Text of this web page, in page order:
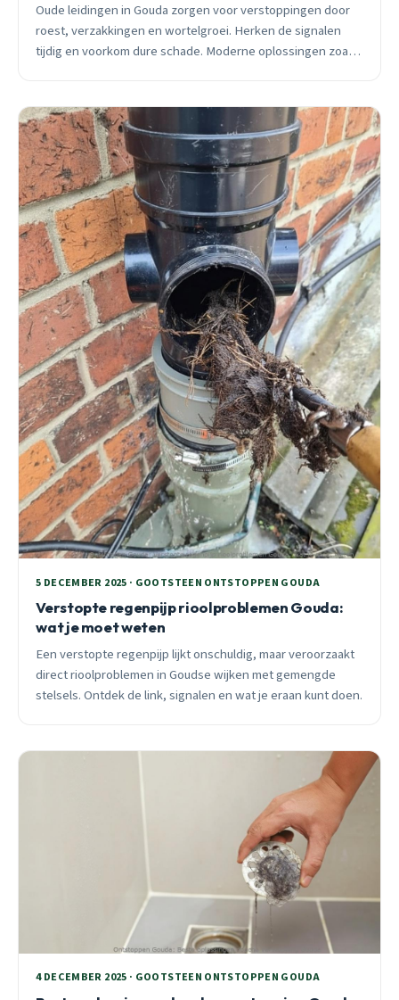
Oude leidingen in Gouda zorgen voor verstoppingen door
roest, verzakkingen en wortelgroei. Herken de signalen
tijdig en voorkom dure schade. Moderne oplossingen zoals
5 DECEMBER 2025 · GOOTSTEEN ONTSTOPPEN GOUDA
Verstopte regenpijp rioolproblemen Gouda:
wat je moet weten
Een verstopte regenpijp lijkt onschuldig, maar veroorzaakt
direct rioolproblemen in Goudse wijken met gemengde
stelsels. Ontdek de link, signalen en wat je eraan kunt doen.
4 DECEMBER 2025 · GOOTSTEEN ONTSTOPPEN GOUDA